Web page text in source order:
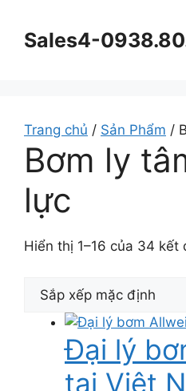
Sales4-
Trang chủ / Sản Phẩm /
Bơm ly
lực
Hiển thị 1–16 của 34 kết
Đại lý
tại Việt